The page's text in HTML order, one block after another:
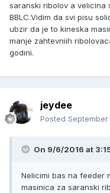
saranski ribolov a velicina
BBLC.Vidim da svi pisu
ubzir da je to kineska
manje zahtevniih
godini.
jeydee
Posted September
On 9/6/2016 at
Nelicimi bas na feeder
masinica za saranski